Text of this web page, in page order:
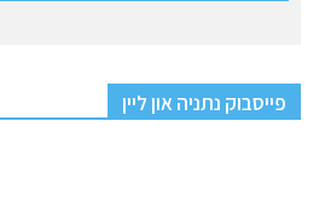
פייסבוק נתניה און ליין